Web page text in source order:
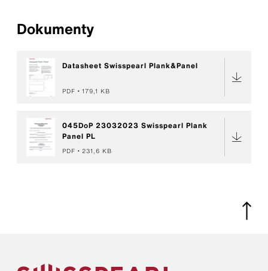
Dokumenty
Datasheet Swisspearl Plank&Panel
PDF 179,1 KB
045DoP 23032023 Swisspearl Plank
Panel PL
PDF 231,6 KB